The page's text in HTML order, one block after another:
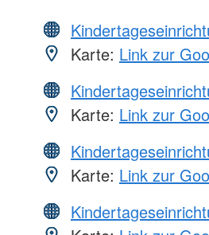
Karte: Link zur
Karte: Link zur
Karte: Link zur